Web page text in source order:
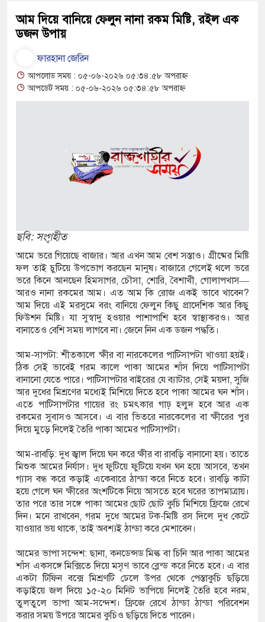
মেসির জোড়া গোল, বড় জয়
অস্ট্রেলিয়ার বিপক্ষে মিরাজের
চুক্তি নবায়নে জোর
আর নেই, শোকের ছায়া বাংলা
সতর্ক করল ঢাকাস্থ ভারতীয়
গ্রিডে গ্যাস সরবরাহ বেড়ে
কর্মসূচি, চার বছরে অন্তর্ভুক্ত
হামলায় নিহত ৩, একই
নেতৃবৃন্দের সঙ্গে সিটি
প্রবাস ফেরত ব্যক্তির মৃত্যু,
আম দিয়ে বানিয়ে ফেলুন নানা রকম মিষ্টি, রইল এক
ডজন উপায়
ফারহানা জেরিন
আপলোড সময় : ০৫-০৬-২০২৬ ০৫:৩৪:৫৮ অপরাহ্ন
আপডেট সময় : ০৫-০৬-২০২৬ ০৫:৩৪:৫৮ অপরাহ্ন
ছবি: সংগৃহীত
আমে ভরে গিয়েছে বাজার। আর এখন আম বেশ সস্তাও। গ্রীষ্মের মিষ্টি
ফল তাই চুটিয়ে উপভোগ করছেন মানুষ। বাজারে গেলেই থলে ভরে
ভরে কিনে আনছেন হিমসাগর, চৌসা, শোরি, বৈশাখী, গোলাপখাস—
আরও নানা রকমের আম। এত আম কি রোজ একই ভাবে খাবেন?
আম দিয়ে এই মরসুমে বরং বানিয়ে ফেলুন কিছু প্রাদেশিক আর কিছু
ফিউশন মিষ্টি। যা সুস্বাদু হওয়ার পাশাপাশি হবে স্বাস্থ্যকরও। আর
বানাতেও বেশি সময় লাগবে না। জেনে নিন এক ডজন পদ্ধতি।
আম-সাপটা: শীতকালে ক্ষীর বা নারকেলের পাটিসাপটা খাওয়া হয়ই।
ঠিক সেই ভাবেই গরম কালে পাকা আমের শাঁস দিয়ে পাটিসাপটা
বানানো যেতে পারে। পাটিসাপটার বাইরের যে ব্যাটার, সেই ময়দা, সুজি
আর দুধের মিশ্রণের মধ্যেই মিশিয়ে দিতে হবে পাকা আমের ঘন শাঁস।
এতে পাটিসাপটার গায়ের রং চমৎকার গাঢ় হলুদ হবে আর এক
রকমের সুবাসও আসবে। এ বার ভিতরে নারকেলের বা ক্ষীরের পুর
দিয়ে মুড়ে নিলেই তৈরি পাকা আমের পাটিসাপটা।
আম-রাবড়ি: দুধ জ্বাল দিয়ে ঘন করে ক্ষীর বা রাবড়ি বানানো হয়। তাতে
মিশুক আমের নির্যাস। দুধ ফুটিয়ে ফুটিয়ে যখন ঘন হয়ে আসবে, তখন
গ্যাস বন্ধ করে কড়াই একেবারে ঠান্ডা করে নিতে হবে। রাবড়ি কাটা
হয়ে গেলে ঘন ক্ষীরের অংশটিকে নিয়ে আসতে হবে ঘরের তাপমাত্রায়।
তার পরে তার সঙ্গে পাকা আমের ছোট ছোট কুচি মিশিয়ে ফ্রিজে রেখে
দিন। মনে রাখবেন, গরম দুধে আমের টক-মিষ্টি রস দিলে দুধ কেটে
যাওয়ার ভয় থাকে, তাই অবশ্যই ঠান্ডা করে মেশাবেন।
আমের ভাপা সন্দেশ: ছানা, কনডেন্সড মিল্ক বা চিনি আর পাকা আমের
শাঁস একসঙ্গে মিক্সিতে দিয়ে মসৃণ ভাবে ব্লেন্ড করে নিতে হবে। এ বার
একটা টিফিন বক্সে মিশ্রণটি ঢেলে উপর থেকে পেস্তাকুচি ছড়িয়ে
কড়াইয়ে জল দিয়ে ১৫-২০ মিনিট ভাপিয়ে নিলেই তৈরি হবে নরম,
তুলতুলে ভাপা আম-সন্দেশ। ফ্রিজে রেখে ঠান্ডা ঠান্ডা পরিবেশন
করার সময় উপরে আমের কুচিও ছড়িয়ে দিতে পারেন।